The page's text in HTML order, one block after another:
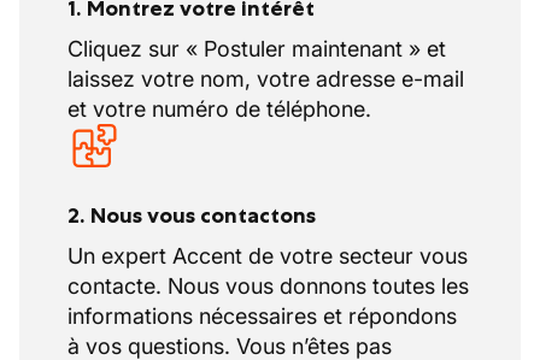
1. Montrez votre intérêt
Cliquez sur « Postuler maintenant » et
laissez votre nom, votre adresse e-mail
et votre numéro de téléphone.
2. Nous vous contactons
Un expert Accent de votre secteur vous
contacte. Nous vous donnons toutes les
informations nécessaires et répondons
à vos questions. Vous n’êtes pas